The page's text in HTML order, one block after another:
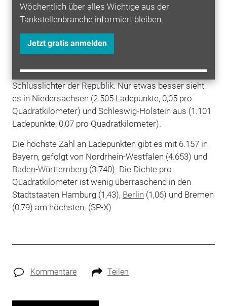
Wöchentlich über alles Wichtige aus der
Tankstellenbranche informiert bleiben.
Jetzt gratis anmelden
Nord- und Ostsee ist dieInfrastrukturlückenhaft: In
Mecklenburg-Vorpommern finden sich insgesamt nur
0,01 öffentliche Ladepunkte pro Quadratkilometer, wie
aus Daten des Ladesäulenherstellers Compleo
Flächenland mit 267 Anschlüssen eines der
Schlusslichter der Republik. Nur etwas besser sieht
es in Niedersachsen (2.505 Ladepunkte, 0,05 pro
Quadratkilometer) und Schleswig-Holstein aus (1.101
Ladepunkte, 0,07 pro Quadratkilometer).
Die höchste Zahl an Ladepunkten gibt es mit 6.157 in
Bayern, gefolgt von Nordrhein-Westfalen (4.653) und
Baden-Württemberg(3.740). Die Dichte pro
Quadratkilometer ist wenig überraschend in den
Stadtstaaten Hamburg (1,43), Berlin (1,06) und Bremen
(0,79) am höchsten. (SP-X)
Kommentare Teilen